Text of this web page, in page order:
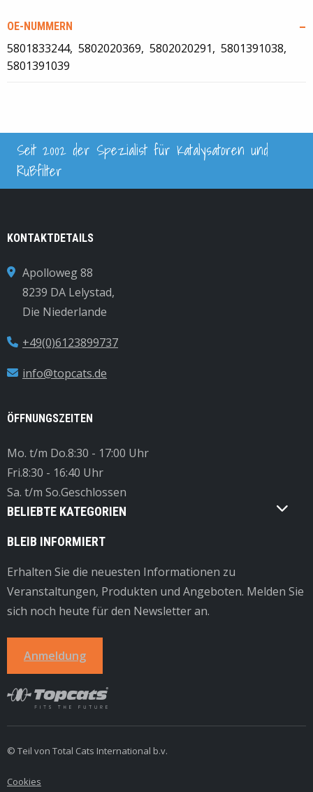
OE-NUMMERN
5801833244 5802020369 5802020291
5801391038
5801391039
Seit 2002 der Spezialist für Katalysatoren und
Rußfilter
KONTAKTDETAILS
Apolloweg 88
8239 DA Lelystad,
Die Niederlande
+49(0)6123899737
info@topcats.de
ÖFFNUNGSZEITEN
Mo. t/m Do.8:30 - 17:00 Uhr
Fri.8:30 - 16:40 Uhr
Sa. t/m So.Geschlossen
BELIEBTE KATEGORIEN
BLEIB INFORMIERT
Erhalten Sie die neuesten Informationen zu
Veranstaltungen, Produkten und Angeboten. Melden Sie
sich noch heute für den Newsletter an.
Anmeldung
© Teil von Total Cats International b.v.
Cookies